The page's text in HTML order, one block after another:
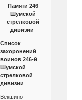
Памяти 246
Шумской
стрелковой
дивизии
Список
захоронений
воинов 246-й
Шумской
стрелковой
дивизии
Векшино